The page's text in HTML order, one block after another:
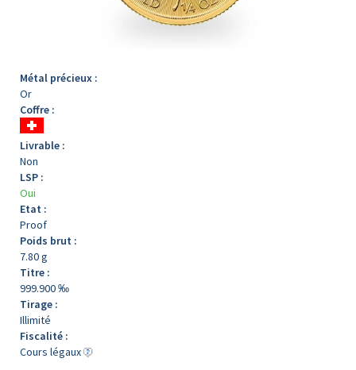
Métal précieux :
Or
Coffre :
Livrable :
Non
LSP :
Oui
Etat :
Proof
Poids brut :
7.80 g
Titre :
999.900 ‰
Tirage :
Illimité
Fiscalité :
Cours légaux